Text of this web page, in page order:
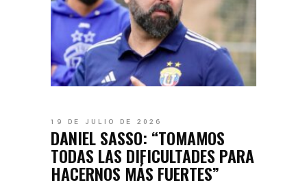
19 DE JULIO DE 2026
DANIEL SASSO: “TOMAMOS
TODAS LAS DIFICULTADES PARA
HACERNOS MÁS FUERTES”